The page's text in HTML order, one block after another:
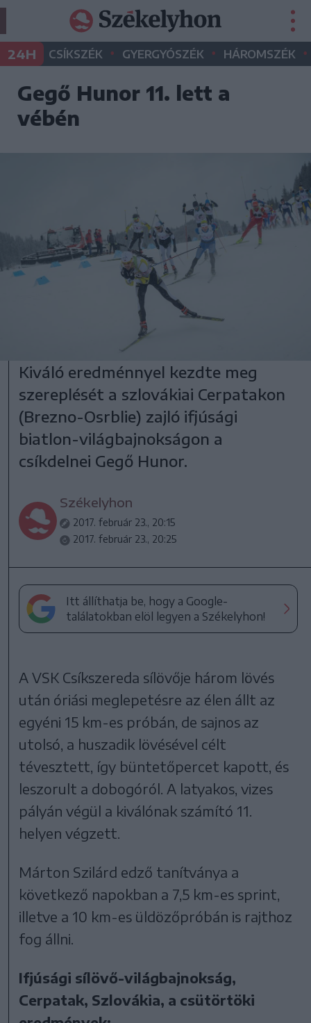
24H CSÍKSZÉK • GYERGYÓSZÉK • HÁROMSZÉK •
Gegő Hunor 11. lett a
vébén
Kiváló eredménnyel kezdte meg
szereplését a szlovákiai Cerpatakon
(Brezno-Osrblie) zajló ifjúsági
biatlon-világbajnokságon a
csíkdelnei Gegő Hunor.
Székelyhon
2017. február 23., 20:15
2017. február 23., 20:25
Itt állíthatja be, hogy a Google-
találatokban elöl legyen a Székelyhon!
A VSK Csíkszereda sílövője három lövés
után óriási meglepetésre az élen állt az
egyéni 15 km-es próbán, de sajnos az
utolsó, a huszadik lövésével célt
tévesztett, így büntetőpercet kapott, és
leszorult a dobogóról. A latyakos, vizes
pályán végül a kiválónak számító 11.
helyen végzett.
Márton Szilárd edző tanítványa a
következő napokban a 7,5 km-es sprint,
illetve a 10 km-es üldözőpróbán is rajthoz
fog állni.
Ifjúsági sílövő-világbajnokság,
Cerpatak, Szlovákia, a csütörtöki